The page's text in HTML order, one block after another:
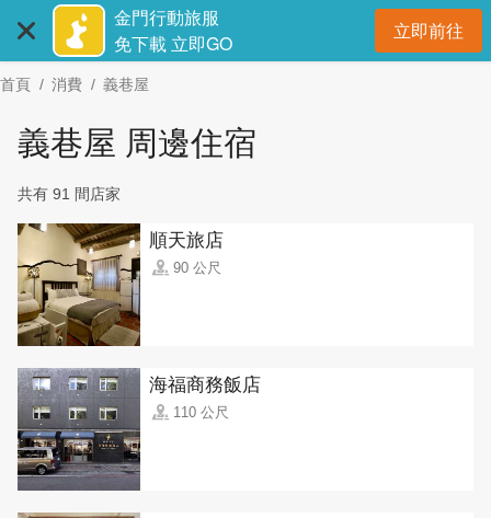
主
要
金門行動旅服
免下載 立即GO
立即前往開
首頁 消費 義巷屋
義巷屋 周邊住宿
共有 91 間店家
順天旅店
90 公尺
海福商務飯店
110 公尺